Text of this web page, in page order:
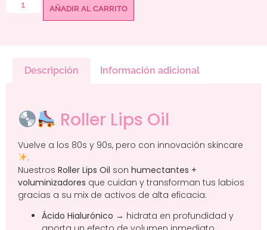
AÑADIR AL CARRITO
Descripción Información adicional
Roller Lips Oil
Vuelve a los 80s y 90s, pero con innovación skincare
.
Nuestros Roller Lips Oil son humectantes +
voluminizadores que cuidan y transforman tus labios
gracias a su mix de activos de alta eficacia:
Ácido Hialurónico → hidrata en profundidad y